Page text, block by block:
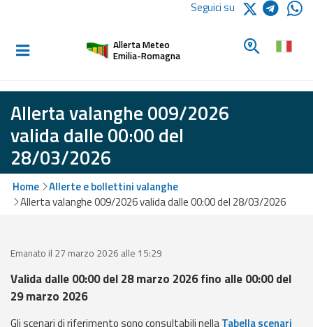
Informati e
Allerte E
Bollettini
Allerte e
Bollettini
Meteo
Bollettini
Monitoraggio
eventi
Seguici su
Allerta Meteo
Emilia-Romagna
Cerca un
Allerta valanghe 009/2026
valida dalle 00:00 del
28/03/2026
Home
Allerte e bollettini valanghe
Allerta valanghe 009/2026 valida dalle 00:00 del 28/03/2026
Emanato il 27 marzo 2026 alle 15:29
Valida dalle 00:00 del 28 marzo 2026 fino alle 00:00 del
29 marzo 2026
Gli scenari di riferimento sono consultabili nellaTabella scenari